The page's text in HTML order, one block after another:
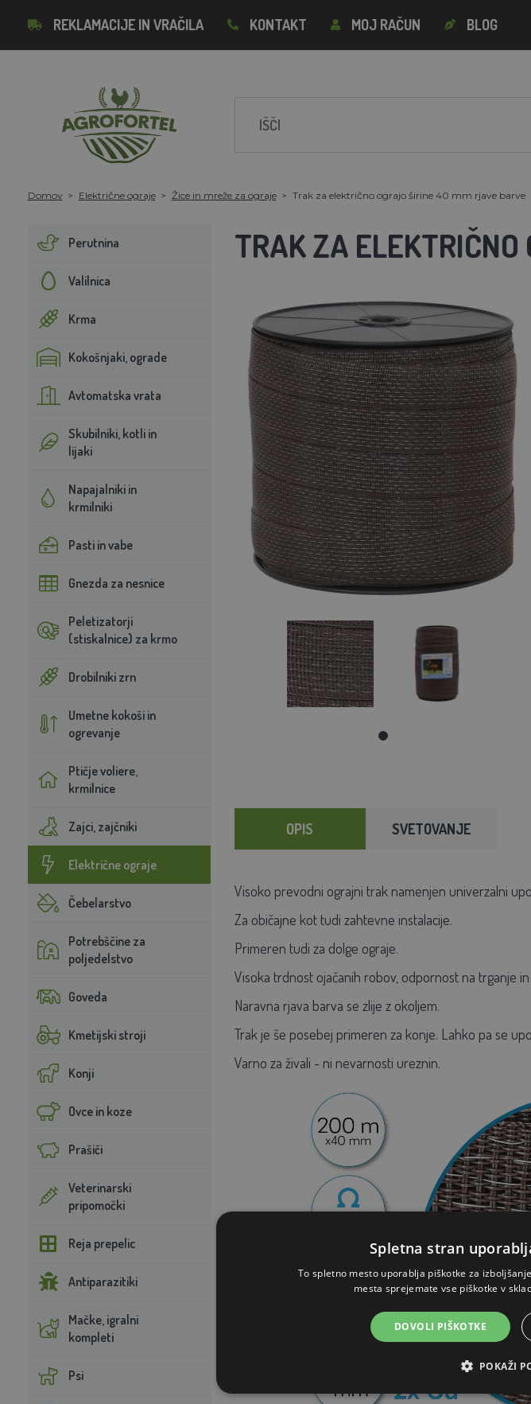
REKLAMACIJE IN VRAČILA KONTAKT MOJ RAČUN BLOG
Domov Električne ograje Žice in mreže za ograje Trak za električno ograjo širine 40 mm rjave barve
Perutnina
Valilnica
Krma
Kokošnjaki, ograde
Avtomatska vrata
Skubilniki, kotli in
lijaki
Napajalniki in
krmilniki
Pasti in vabe
Gnezda za nesnice
Peletizatorji
(stiskalnice) za krmo
Drobilniki zrn
Umetne kokoši in
ogrevanje
Ptičje voliere,
krmilnice
Zajci, zajčniki
Električne ograje
Čebelarstvo
Potrebščine za
poljedelstvo
Goveda
Kmetijski stroji
Konji
Ovce in koze
Prašiči
Veterinarski
pripomočki
Reja prepelic
Antiparazitiki
Mačke, igralni
kompleti
Psi
TRAK ZA
OPIS SVETOVANJE
Visoko prevodni ograjni trak namenjen univerzalni
Za običajne kot tudi zahtevne instalacije.
Primeren tudi za dolge ograje.
Visoka trdnost ojačanih robov, odpornost na trganje
Naravna rjava barva se zlije z okoljem.
Trak je še posebej primeren za konje. Lahko pa se
Varno za živali - ni nevarnosti ureznin.
Spletna stran
To spletno mesto uporablja piškotke za
mesta sprejemate vse piškotke v
DOVOLI PIŠKOTKE
POKAŽI